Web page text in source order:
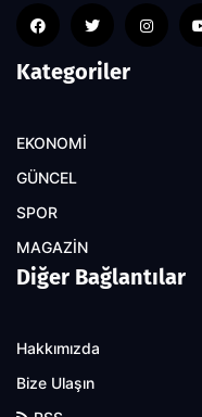
Kategoriler
EKONOMİ
GÜNCEL
SPOR
MAGAZİN
Diğer Bağlantılar
Hakkımızda
Bize Ulaşın